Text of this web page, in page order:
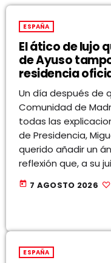
ESPAÑA
El ático de lujo
de Ayuso
residencia
Un día después de
Comunidad de
todas las
de Presidencia,
querido añadir un
reflexión que, a su
today 7 AGOSTO 2026
ESPAÑA